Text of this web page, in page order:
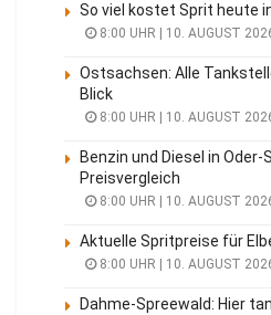
So viel kostet Sprit heute
8:00 UHR | 10. AUGUST
Ostsachsen: Alle
Blick
8:00 UHR | 10. AUGUST
Benzin und Diesel in Oder-
Preisvergleich
8:00 UHR | 10. AUGUST
Aktuelle Spritpreise für
8:00 UHR | 10. AUGUST
Dahme-Spreewald: Hier